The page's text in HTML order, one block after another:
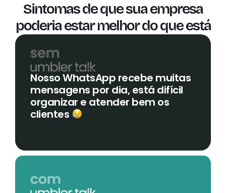
Sintomas de que sua empresa
poderia estar melhor do que está
Nosso WhatsApp recebe muitas
mensagens por dia, está difícil
organizar e atender bem os
clientes